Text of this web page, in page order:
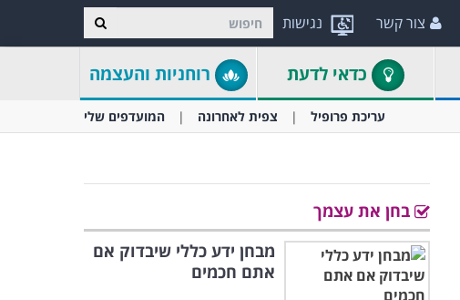
נגישות צור קשר
כדאי לדעת רוחניות והעצמה
עריכת פרופיל צפית לאחרונה המועדפים שלי
בחן את עצמך
מבחן ידע כללי שיבדוק אם
אתם חכמים